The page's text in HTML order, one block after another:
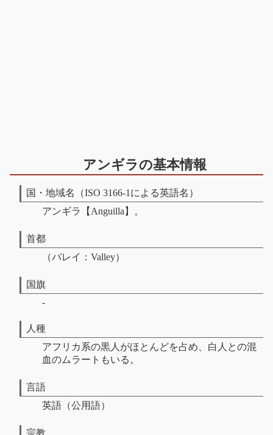
アンギラの基本情報
国・地域名（ISO 3166-1による英語名）
アンギラ【Anguilla】。
首都
（バレイ：Valley）
国旗
-
人種
アフリカ系の黒人がほとんどを占め、白人との混
血のムラートもいる。
言語
英語（公用語）
宗教